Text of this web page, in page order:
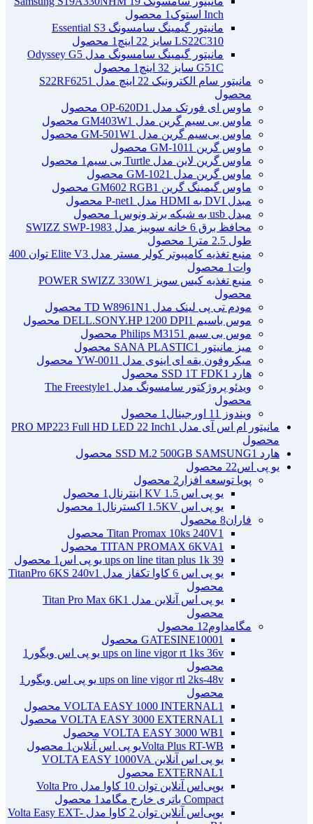
Inch استوک
1 محصول
مانیتور گیمینگ سامسونگ Essential S3
LS22C310 سایز 22 اینچ
1 محصول
مانیتور گیمینگ سامسونگ مدل Odyssey G5
G51C سایز 32 اینچ
1 محصول
مانیتور سام الکترونیک 22 اینچ مدل S22RF625
1
محصول
ماوس ای فورتک مدل OP-620D 1 محصول
ماوس بی سیم گرین مدل GM403W 1 محصول
ماوس بی‌سیم گرین مدل GM-501W 1 محصول
ماوس گرین GM-101 1 محصول
ماوس گرین لاین مدل Turtle بی سیم
1 محصول
ماوس گرین مدل GM-102 1 محصول
ماوس گیمینگ گرین GM602 RGB 1 محصول
مبدل DVI به HDMI مدل P-net
1 محصول
مبدل usb به شبکه برند ونوس
1 محصول
محافظ برق 6 خانه سوییز مدل SWIZZ SWP-1983
طول 2.5 متر
1 محصول
منبع تغذیه کامپیوتر کولر مستر مدل Elite V3 توان 400
وات 1 محصول
منبع تغذیه کیس سویز POWER SWIZZ 330W
1
محصول
مودم تی پی لینک مدل TD W8961N 1 محصول
موس باسیم DELL.SONY.HP 1200 DPI 1 محصول
موس بی سیم Philips M315 1 محصول
میز مانیتور SANA PLASTIC
1 محصول
میکروفون یقه ای اینوی مدل YW-001 1 محصول
هارد SSD 1T FDK 1 محصول
ویدئو پروژکتور سامسونگ مدل The Freestyle 1
محصول
ویندوز 11 اورجینال
1 محصول
مانیتور ام اس آی مدل PRO MP223 Full HD LED 22 Inch 1
محصول
هارد SSD M.2 500GB SAMSUNG 1 محصول
یو پی اس22 محصول
پویا توسعه افزار 2 محصول
یو پی اس 1.5 KV اینترنال
1 محصول
یو پی اس 1.5KV اکسترنال
1 محصول
فاران8 محصول
Titan Promax 10ks 240V1 محصول
TITAN PROMAX 6KVA1 محصول
ups on line titan plus 1k 39 یو پی اس
1 محصول
یو پی اس 6 کاوا تکفاز مدل TitanPro 6KS 240v
1
محصول
یو پی اس آنلاین مدل Titan Pro Max 6K 1
محصول
مگامداوم12 محصول
GATESINE10001 محصول
ups on line vigor rt 1ks 36v یو پی اس ویگور
1
محصول
ups on line vigor rtl 2ks-48v یو پی اس ویگور
1
محصول
VOLTA EASY 1000 INTERNAL1 محصول
VOLTA EASY 3000 EXTERNAL1 محصول
VOLTA EASY 3000 WB1 محصول
Volta Plus RT-WBیو پی اس آنلاین
1 محصول
یو پی اس آنلاین VOLTA EASY 1000VA
EXTERNAL1 محصول
یو‌پی‌اس آنلاین توان 10 کاوا مدل Volta Pro
Compact باتری خارج مگامد
1 محصول
یو‌پی‌اس آنلاین توان 2 کاوا مدل Volta Easy EXT-